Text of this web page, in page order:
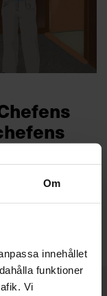
Om
innehållet
funktioner
Vi
arbetsmiljö.
chefen.Läs mer